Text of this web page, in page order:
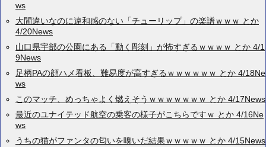
ws
大間違いなのに違和感のない「チューリップ」の楽譜ｗｗｗ とか
4/20News
山口県宇部の公園にある「動く彫刻」が怖すぎるｗｗｗｗ とか 4/1
9News
足柄PAの顔ハメ看板、難易度が高すぎるｗｗｗｗｗｗ とか 4/18Ne
ws
このマッチ、めっちゃよく燃えそうｗｗｗｗｗｗｗ とか 4/17News
最近のユナイテッド航空の乗客の様子がこちらですｗ とか 4/16Ne
ws
うちの猫がファンタの匂いを嗅いだ結果ｗｗｗｗｗ とか 4/15News